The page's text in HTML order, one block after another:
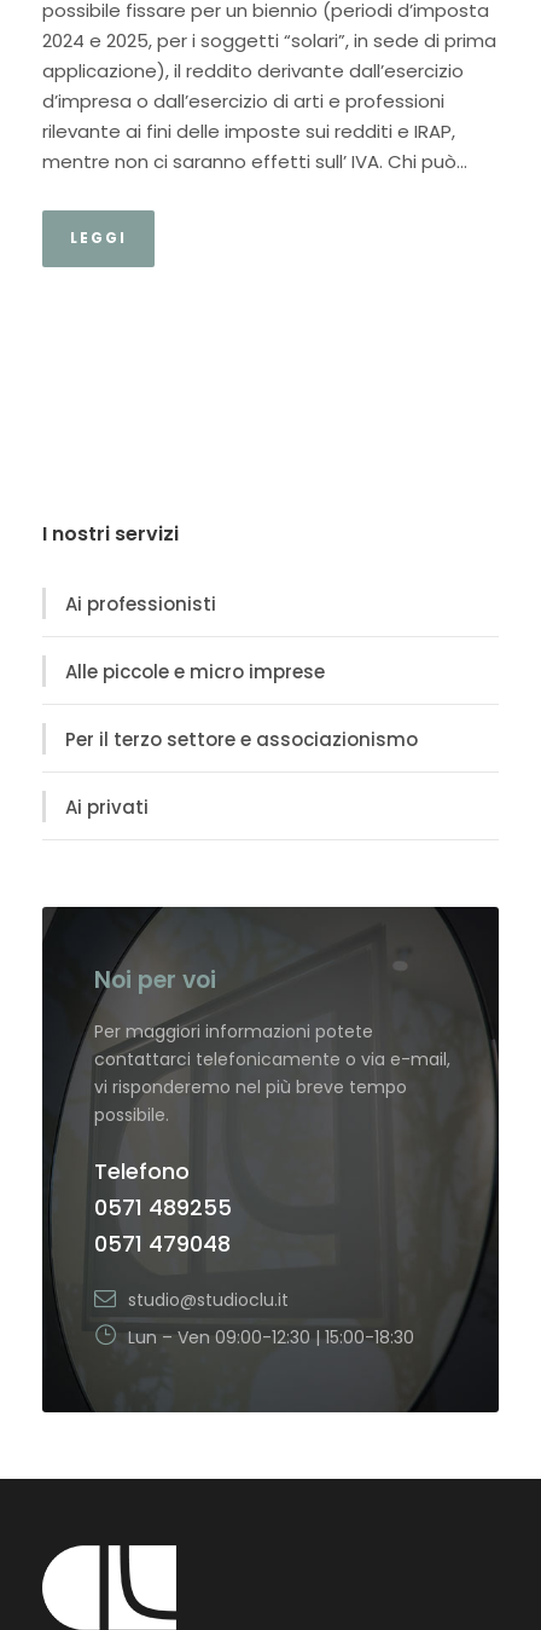
possibile fissare per un biennio (periodi d’imposta
2024 e 2025, per i soggetti “solari”, in sede di prima
applicazione), il reddito derivante dall’esercizio
d’impresa o dall’esercizio di arti e professioni
rilevante ai fini delle imposte sui redditi e IRAP,
mentre non ci saranno effetti sull’ IVA. Chi può...
LEGGI
I nostri servizi
Ai professionisti
Alle piccole e micro imprese
Per il terzo settore e associazionismo
Ai privati
Noi per voi
Per maggiori informazioni potete
contattarci telefonicamente o via e-mail,
vi risponderemo nel più breve tempo
possibile.
Telefono
0571 489255
0571 479048
studio@studioclu.it
Lun – Ven 09:00-12:30 | 15:00-18:30